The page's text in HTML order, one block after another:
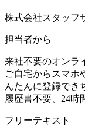
株式会社スタッフ
担当者から
来社不要のオンラ
ご自宅からスマホ
んたんに登録でき
履歴書不要、24時
フリーテキスト